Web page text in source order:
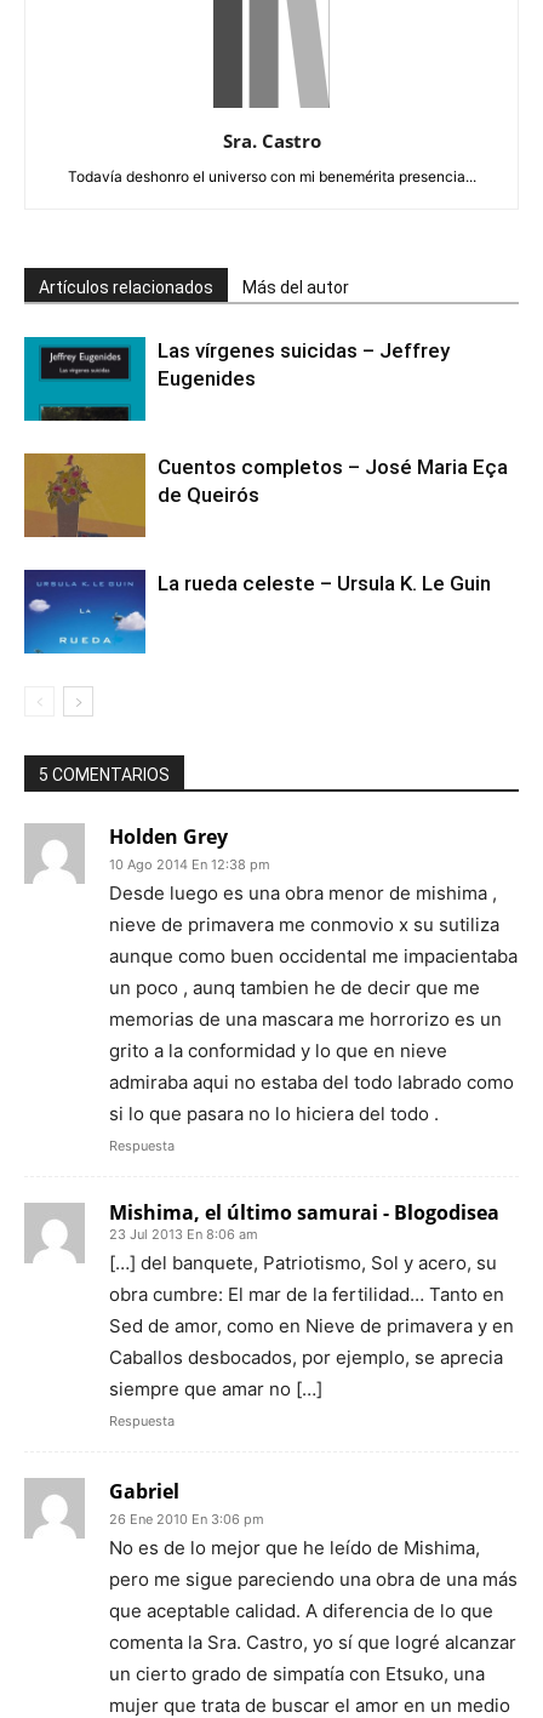
Sra. Castro
Todavía deshonro el universo con mi benemérita presencia...
Artículos relacionados Más del autor
Las vírgenes suicidas – Jeffrey
Eugenides
Cuentos completos – José Maria Eça
de Queirós
La rueda celeste – Ursula K. Le Guin
5 COMENTARIOS
Holden Grey
10 Ago 2014 En 12:38 pm
Desde luego es una obra menor de mishima ,
nieve de primavera me conmovio x su sutiliza
aunque como buen occidental me impacientaba
un poco , aunq tambien he de decir que me
memorias de una mascara me horrorizo es un
grito a la conformidad y lo que en nieve
admiraba aqui no estaba del todo labrado como
si lo que pasara no lo hiciera del todo .
Respuesta
Mishima, el último samurai - Blogodisea
23 Jul 2013 En 8:06 am
[…] del banquete, Patriotismo, Sol y acero, su
obra cumbre: El mar de la fertilidad… Tanto en
Sed de amor, como en Nieve de primavera y en
Caballos desbocados, por ejemplo, se aprecia
siempre que amar no […]
Respuesta
Gabriel
26 Ene 2010 En 3:06 pm
No es de lo mejor que he leído de Mishima,
pero me sigue pareciendo una obra de una más
que aceptable calidad. A diferencia de lo que
comenta la Sra. Castro, yo sí que logré alcanzar
un cierto grado de simpatía con Etsuko, una
mujer que trata de buscar el amor en un medio